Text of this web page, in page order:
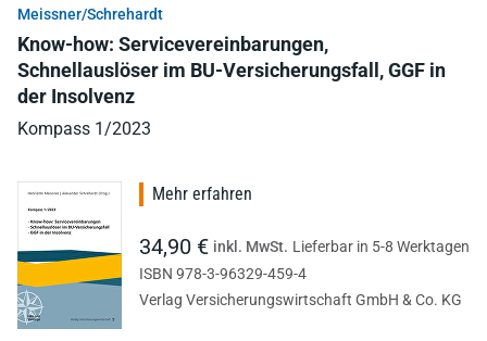
Meissner/Schrehardt
Know-how: Servicevereinbarungen,
Schnellauslöser im BU-Versicherungsfall, GGF in
der Insolvenz
Kompass 1/2023
Mehr erfahren
34,90 € inkl. MwSt. Lieferbar in 5-8 Werktagen
ISBN 978-3-96329-459-4
Verlag Versicherungswirtschaft GmbH & Co. KG